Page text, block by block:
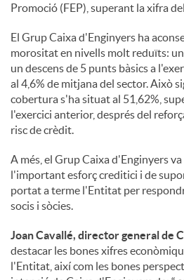
Promoció (FEP), superant la xifra
El Grup Caixa d'Enginyers ha
morositat en nivells molt reduïts:
un descens de 5 punts bàsics a
al 4,6% de mitjana del sector. Això
cobertura s'ha situat al 51,62%,
l'exercici anterior, després del
risc de crèdit.
A més, el Grup Caixa d'Enginyers
l'important esforç creditici i de
portat a terme l'Entitat per
socis i sòcies.
Joan Cavallé, director general de
destacar les bones xifres
l'Entitat, així com les bones